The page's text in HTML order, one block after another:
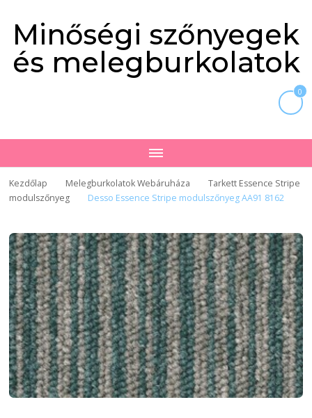
Minőségi szőnyegek
és melegburkolatok
0
Kezdőlap Melegburkolatok Webáruháza
Tarkett Essence Stripe
modulszőnyeg
Desso Essence Stripe modulszőnyeg AA91 8162